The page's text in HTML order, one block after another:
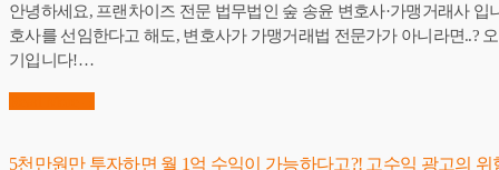
안녕하세요, 프랜차이즈 전문 법무법인 숲 송윤 변호사·가맹거래사
호사를 선임한다고 해도, 변호사가 가맹거래법 전문가가 아니라면..?
기입니다!…
5천만원만 투자하면 월 1억 수익이 가능하다고?! 고수익 광고의 위